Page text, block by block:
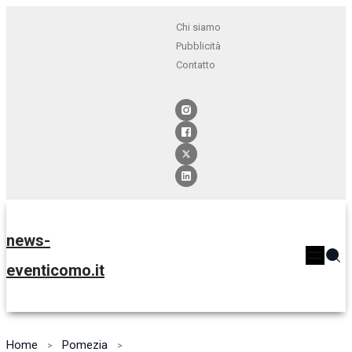
Chi siamo
Pubblicità
Contatto
news-
eventicomo.it
Home
Pomezia